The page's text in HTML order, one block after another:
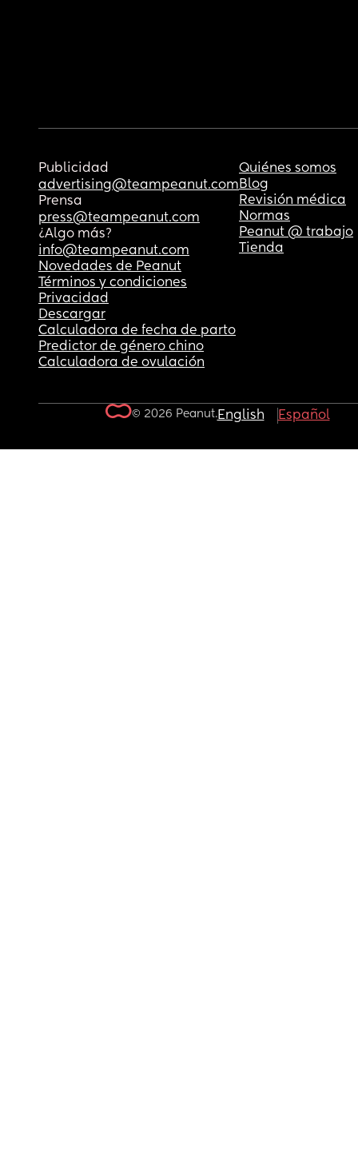
Publicidad
advertising@teampeanut.com
Prensa
press@teampeanut.com
¿Algo más?
info@teampeanut.com
Quiénes somos
Blog
Revisión médica
Normas
Peanut @ trabajo
Tienda
Novedades de Peanut
Términos y condiciones
Privacidad
Descargar
Calculadora de fecha de parto
Predictor de género chino
Calculadora de ovulación
© 2026 Peanut.English Español